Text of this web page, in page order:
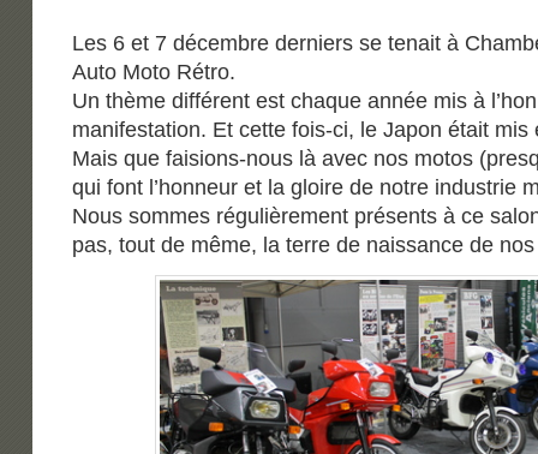
Les 6 et 7 décembre derniers se tenait à
Auto Moto Rétro.
Un thème différent est chaque année mis à
manifestation. Et cette fois-ci, le Japon était mis
Mais que faisions-nous là avec nos motos
qui font l’honneur et la gloire de notre industrie
Nous sommes régulièrement présents à ce
pas, tout de même, la terre de naissance de